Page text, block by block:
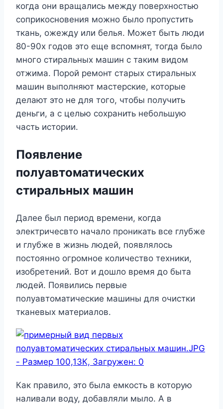
когда они вращались между поверхностью
соприкосновения можно было пропустить
ткань, ожежду или белья. Может быть люди
80-90х годов это еще вспомнят, тогда было
много стиральных машин с таким видом
отжима. Порой ремонт старых стиральных
машин выполняют мастерские, которые
делают это не для того, чтобы получить
деньги, а с целью сохранить небольшую
часть истории.
Появление
полуавтоматических
стиральных машин
Далее был период времени, когда
электричесвто начало проникать все глубже
и глубже в жизнь людей, появлялось
постоянно огромное количество техники,
изобретений. Вот и дошло время до быта
людей. Появились первые
полуавтоматические машины для очистки
тканевых материалов.
Как правило, это была емкость в которую
наливали воду, добавляли мыло. А в